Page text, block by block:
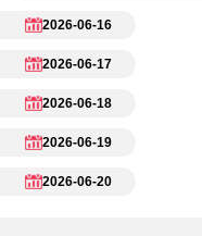
2026-06-16
2026-06-17
2026-06-18
2026-06-19
2026-06-20